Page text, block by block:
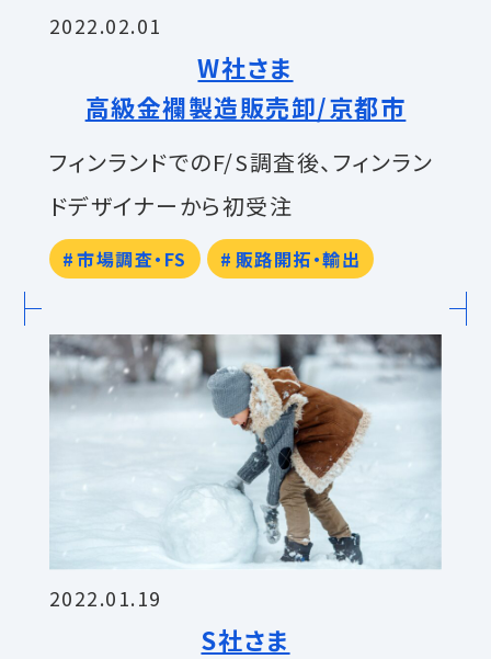
2022.02.01
W社さま
高級金襴製造販売卸/京都市
フィンランドでのF/S調査後、フィンラン
ドデザイナーから初受注
市場調査・FS 販路開拓・輸出
2022.01.19
S社さま